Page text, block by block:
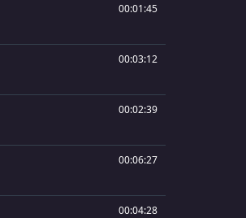
00:01:45
00:03:12
00:02:39
00:06:27
00:04:28